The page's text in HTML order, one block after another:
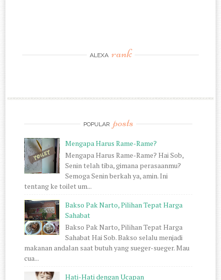
ALEXA rank
POPULAR posts
Mengapa Harus Rame-Rame?
Mengapa Harus Rame-Rame? Hai Sob,
Senin telah tiba, gimana perasaanmu?
Semoga Senin berkah ya, amin. Ini
tentang ke toilet um...
Bakso Pak Narto, Pilihan Tepat Harga
Sahabat
Bakso Pak Narto, Pilihan Tepat Harga
Sahabat Hai Sob. Bakso selalu menjadi
makanan andalan saat butuh yang sueger-sueger. Mau
cua...
Hati-Hati dengan Ucapan